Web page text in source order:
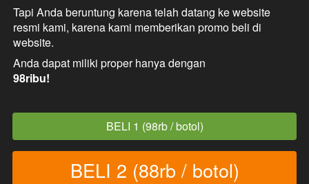
Tapi Anda beruntung karena telah datang ke website
resmi kami, karena kami memberikan promo beli di
website.
Anda dapat miliki proper hanya dengan
98ribu!
`BELI 1 (98rb / botol)
`
BELI 2 (88rb / botol)